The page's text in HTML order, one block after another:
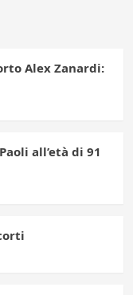
Alex Zanardi:
all’età di 91